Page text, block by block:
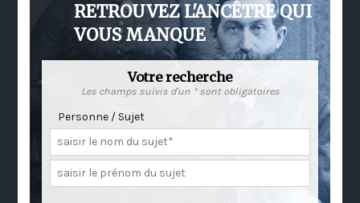
RETROUVEZ L'ANCÊTRE QUI
VOUS MANQUE
Votre recherche
Les champs suivis d'un * sont obligatoires
Personne / Sujet